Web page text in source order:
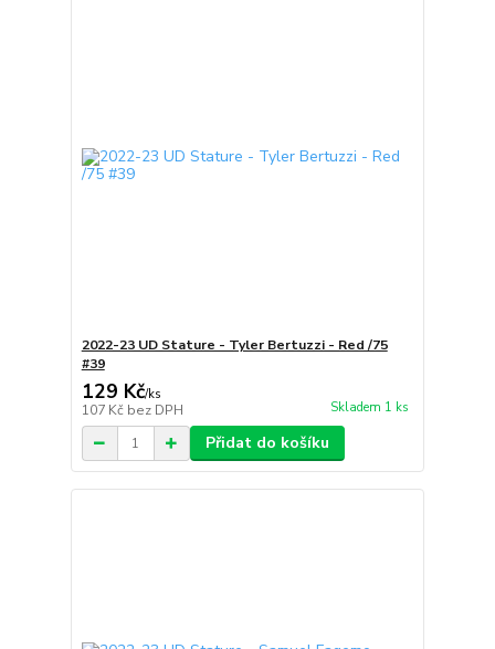
2022-23 UD Stature - Tyler Bertuzzi - Red /75
#39
129 Kč/ks
107 Kč bez DPH Skladem 1 ks
Přidat do košíku